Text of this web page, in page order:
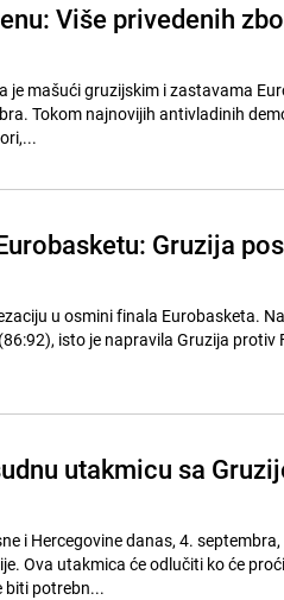
Više privedenih
je mašući gruzijskim i zastavama
Tokom najnovijih antivladinih
Gruzija
u osmini finala Eurobasketa.
isto je napravila Gruzija protiv
utakmicu sa
i Hercegovine danas, 4.
Ova utakmica će odlučiti ko će
biti potrebn...